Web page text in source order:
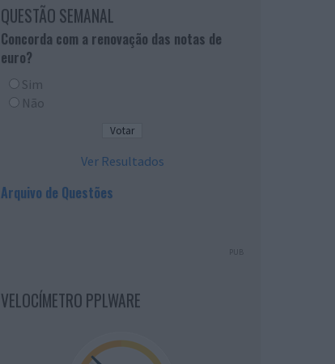
QUESTÃO SEMANAL
Concorda com a renovação das notas de
euro?
Sim
Não
Ver Resultados
Arquivo de Questões
PUB
VELOCÍMETRO PPLWARE